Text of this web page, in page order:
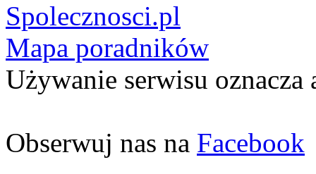
Spolecznosci.pl
Mapa poradników
Używanie serwisu oznacza
Obserwuj nas na Facebook